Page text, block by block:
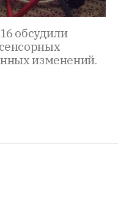
обсудили
изменений.